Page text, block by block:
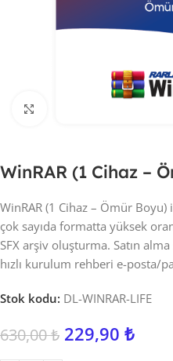
WinRAR (1 Cihaz –
WinRAR (1 Cihaz – Ömür
çok sayıda formatta yüksek
SFX arşiv oluşturma. Satın
hızlı kurulum rehberi e-posta/
Stok kodu: DL-WINRAR-LIFE
630,00₺ 229,90 ₺